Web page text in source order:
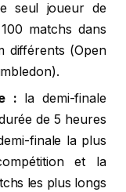
seul joueur de
matchs dans
différents (Open
: la demi-finale
de 5 heures
finale la plus
et la
les plus longs